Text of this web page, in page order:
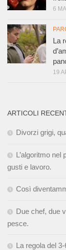
6
La
19
ARTICOLI
Divorzi grigi,
L’algoritmo nel
gusti e lavoro.
Così
Due chef, due
pesce.
La regola del